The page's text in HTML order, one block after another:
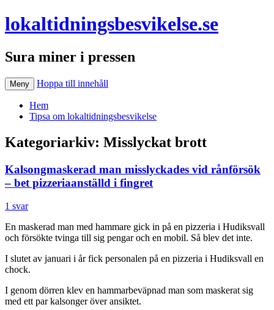
lokaltidningsbesvikelse.se
Sura miner i pressen
Meny Hoppa till innehåll
Hem
Tipsa om lokaltidningsbesvikelse
Kategoriarkiv: Misslyckat brott
Kalsongmaskerad man misslyckades vid rånförsök
– bet pizzeriaanställd i fingret
1 svar
En maskerad man med hammare gick in på en pizzeria i Hudiksvall
och försökte tvinga till sig pengar och en mobil. Så blev det inte.
I slutet av januari i år fick personalen på en pizzeria i Hudiksvall en
chock.
I genom dörren klev en hammarbeväpnad man som maskerat sig
med ett par kalsonger över ansiktet.